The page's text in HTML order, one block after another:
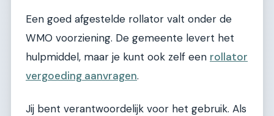
Een goed afgestelde rollator valt onder de
WMO voorziening. De gemeente levert het
hulpmiddel, maar je kunt ook zelf een rollator
vergoeding aanvragen.
Jij bent verantwoordelijk voor het gebruik. Als